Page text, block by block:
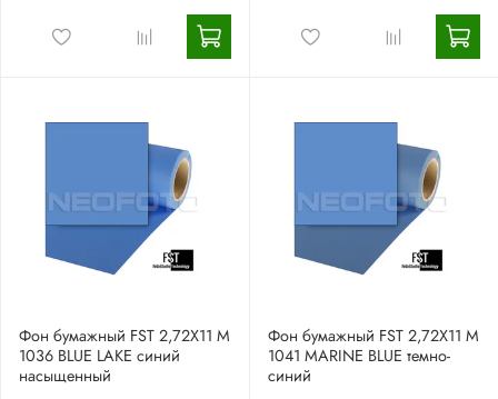
Фон бумажный FST 2,72X11 М
1036 BLUE LAKE синий
насыщенный
Фон бумажный FST 2,72X11 M
1041 MARINE BLUE темно-
синий